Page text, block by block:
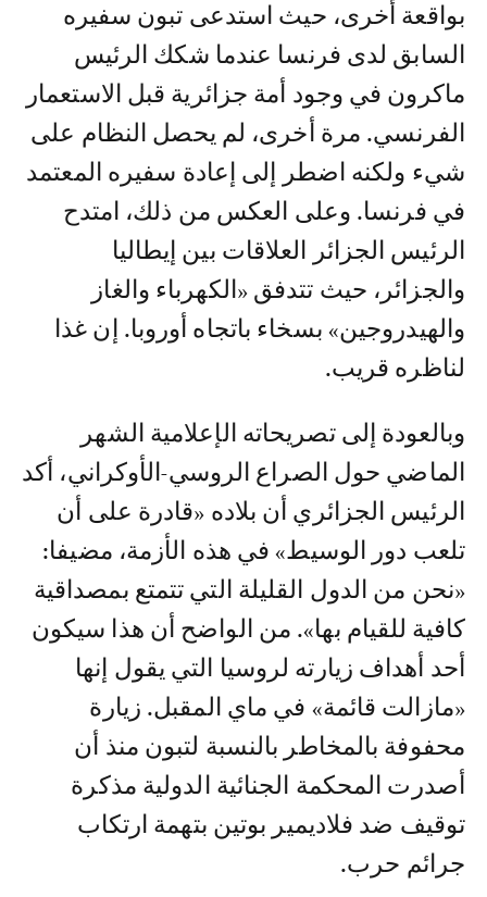
بواقعة أخرى، حيث استدعى تبون سفيره
السابق لدى فرنسا عندما شكك الرئيس
ماكرون في وجود أمة جزائرية قبل الاستعمار
الفرنسي. مرة أخرى، لم يحصل النظام على
شيء ولكنه اضطر إلى إعادة سفيره المعتمد
في فرنسا. وعلى العكس من ذلك، امتدح
الرئيس الجزائر العلاقات بين إيطاليا
والجزائر، حيث تتدفق «الكهرباء والغاز
والهيدروجين» بسخاء باتجاه أوروبا. إن غذا
لناظره قريب.
وبالعودة إلى تصريحاته الإعلامية الشهر
الماضي حول الصراع الروسي-الأوكراني، أكد
الرئيس الجزائري أن بلاده «قادرة على أن
تلعب دور الوسيط» في هذه الأزمة، مضيفا:
«نحن من الدول القليلة التي تتمتع بمصداقية
كافية للقيام بها». من الواضح أن هذا سيكون
أحد أهداف زيارته لروسيا التي يقول إنها
«مازالت قائمة» في ماي المقبل. زيارة
محفوفة بالمخاطر بالنسبة لتبون منذ أن
أصدرت المحكمة الجنائية الدولية مذكرة
توقيف ضد فلاديمير بوتين بتهمة ارتكاب
جرائم حرب.